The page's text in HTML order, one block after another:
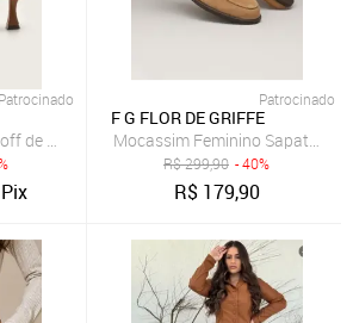
Patrocinado
de Couro Logo Caramelo
Patrocinado
F G FLOR DE GRIFFE
Mocassim Feminino Sapato
R$299,90 - 40%
R$ 179,90